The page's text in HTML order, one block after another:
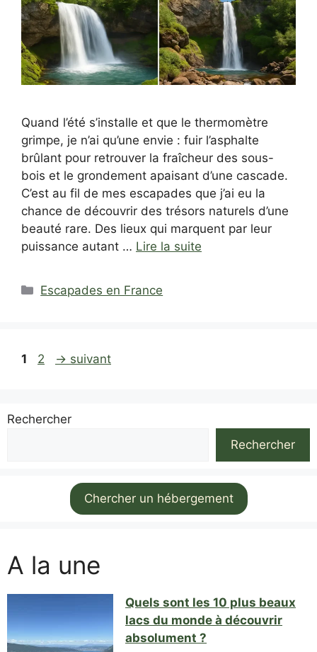
Quand l’été s’installe et que le thermomètre
grimpe, je n’ai qu’une envie : fuir l’asphalte
brûlant pour retrouver la fraîcheur des sous-
bois et le grondement apaisant d’une cascade.
C’est au fil de mes escapades que j’ai eu la
chance de découvrir des trésors naturels d’une
beauté rare. Des lieux qui marquent par leur
puissance autant … Lire la suite
Catégories
Escapades en France
Page
1 Page
2 → suivant
Rechercher
Rechercher
Chercher un hébergement
A la une
Quels sont les 10 plus beaux
lacs du monde à découvrir
absolument ?